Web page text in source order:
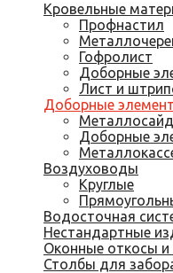
Кровельные
Профнастил
Гофролист
Доборные
Лист и
Доборные
Доборные
Воздуховоды
Круглые
Водосточная
Нестандартные
Оконные откосы
Столбы для